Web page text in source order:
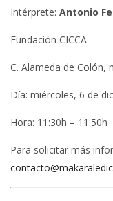
Intérprete: Antonio
Fundación CICCA
C. Alameda de Colón,
Día: miércoles, 6 de
Hora: 11:30h – 11:50h
Para solicitar más